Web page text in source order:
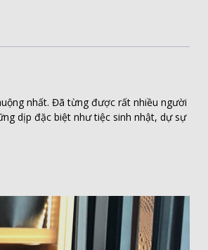
nhất. Đã từng được rất nhiều người
dịp đặc biệt như tiệc sinh nhật, dự sự